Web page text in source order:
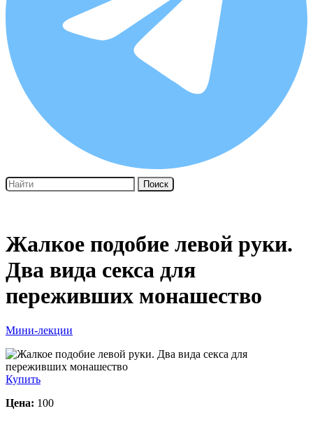
Поиск
Жалкое подобие левой руки.
Два вида секса для
переживших монашество
Мини-лекции
Купить
Цена: 100